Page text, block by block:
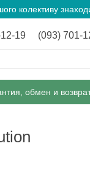
колективу
19 (093) 701-
обмен и